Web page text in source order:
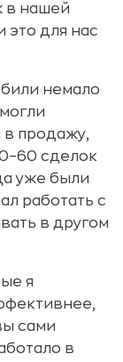
в нашей
это для нас
немало
в продажу,
сделок
уже были
работать с
в другом
я
сами
в